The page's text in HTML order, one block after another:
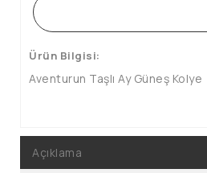
Ürün Bilgisi:
Aventurun Taşlı Ay Güneş Kolye
Açıklama